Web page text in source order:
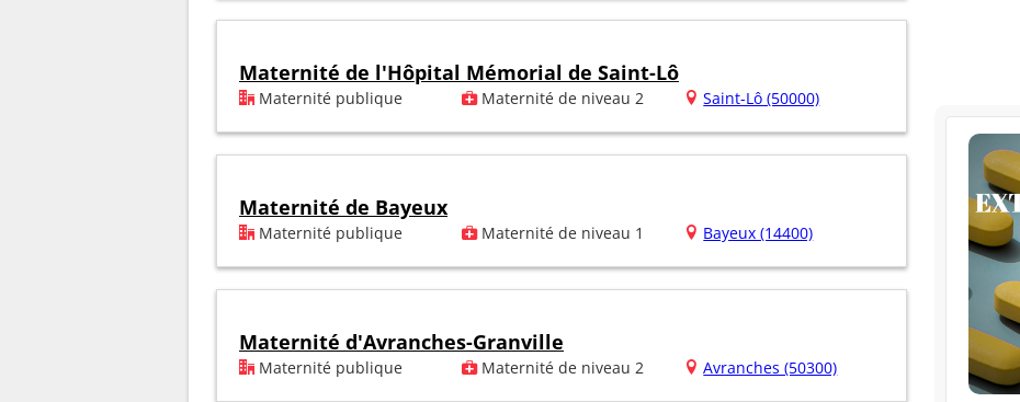
Maternité de l'Hôpital Mémorial de Saint-Lô
Maternité publique Maternité de niveau 2 Saint-Lô (50000)
Maternité de Bayeux
Maternité publique Maternité de niveau 1 Bayeux (14400)
Maternité d'Avranches-Granville
Maternité publique Maternité de niveau 2 Avranches (50300)